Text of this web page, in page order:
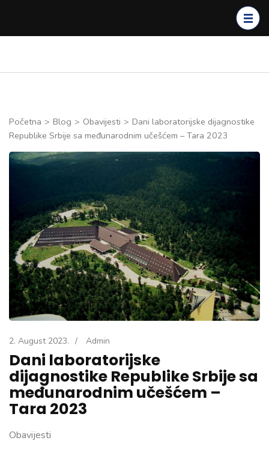
Enter)
Početna > Blog > Obavijesti > Dani laboratorijske dijagnostike
Republike Srbije sa međunarodnim učešćem – Tara 2023
2. August 2023. / Admin
Dani laboratorijske
dijagnostike Republike Srbije sa
međunarodnim učešćem –
Tara 2023
Obavijesti